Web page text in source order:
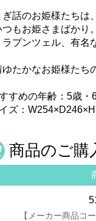
ぎ話のお姫様たちは
つもお姫さまばかり
ラプンツェル、有名
ゆたかなお姫様たち
すめの年齢：5歳・
ズ：
商品のご購
【メーカー商品コ